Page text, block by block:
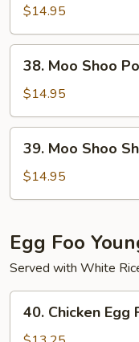
Shoo
Chicken
木
$14.95
Moo
Shoo
Pork
木
38. Moo Shoo
$14.95
Moo
Shoo
Shrimp
须
虾
39. Moo Shoo
$14.95
Egg Foo
Served with White
Chicken
40. Chicken Egg